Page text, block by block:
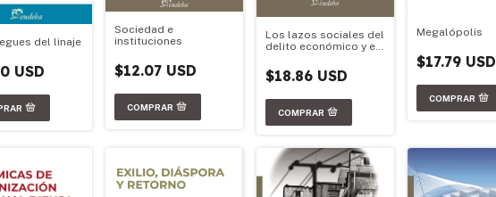
del linaje
USD
Sociedad e
instituciones
$12.07 USD
Los lazos sociales del
delito económico y el
$18.86 USD
Megalópolis
$17.79 USD